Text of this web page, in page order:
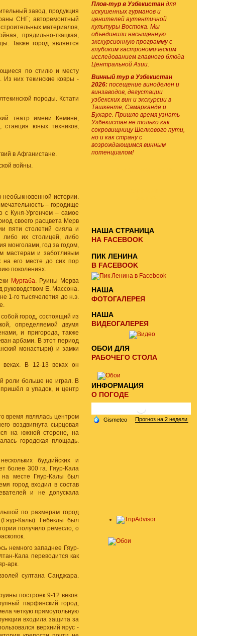
завод, продукция
СНГ; авторемонтный
материалов,
прядильно-ткацкая,
Также город является
по стилю и месту
Из них текинские ковры -
породы. Кстати
театр имени Кемине,
станция юных техников,
в Афганистане.
войны.
необыкновенной истории.
– городище
с Куня-Ургенчем – самое
своего расцвета Мерв
пяти столетий сияла и
либо их столицей, либо
монголами, год за годом,
мастерам и заботливым
на его месте до сих пор
поколениях.
Мургаба. Руины Мерва
руководством Е. Массона.
1-го тысячелетия до н.э.
город, состоящий из
определяемой двумя
и пригорода, также
арбами. В этот период
монастыри) и замки
веках. В 12-13 веках он
роли больше не играл. В
в упадок, и центр
время являлась центром
воздвигнута сырцовая
на южной стороне, на
городская площадь.
буддийских и
более 300 га. Гяур-Кала
на месте Гяур-Калы был
город входил в состав
и не допускала
по размерам город
Калы). Гебеклы был
получило ремесло, о
немного западнее Гяур-
Кала переводится как
арк.
султана Санджара.
построек 9-12 веков.
парфянский город,
четкую прямоугольную
входила защита за
верхний ярус -
Плов-тур в Узбекистан для
искушенных гурманов и
ценителей аутентичной
культуры Востока. Мы
объединили насыщенную
экскурсионную программу с
глубоким гастрономическим
исследованием главного блюда
Центральной Азии.
Винный тур в Узбекистан
2026: посещение виноделен и
винзаводов, дегустации
узбекских вин и экскурсии в
Ташкенте, Самарканде и
Бухаре. Пришло время узнать
Узбекистан не только как
сокровищницу Шелкового пути,
но и как страну с
возрождающимся винным
потенциалом!
НАША СТРАНИЦА
НА FACEBOOK
ПИК ЛЕНИНА
В FACEBOOK
НАША
ФОТОГАЛЕРЕЯ
НАША
ВИДЕОГАЛЕРЕЯ
ОБОИ ДЛЯ
РАБОЧЕГО СТОЛА
ИНФОРМАЦИЯ
О ПОГОДЕ